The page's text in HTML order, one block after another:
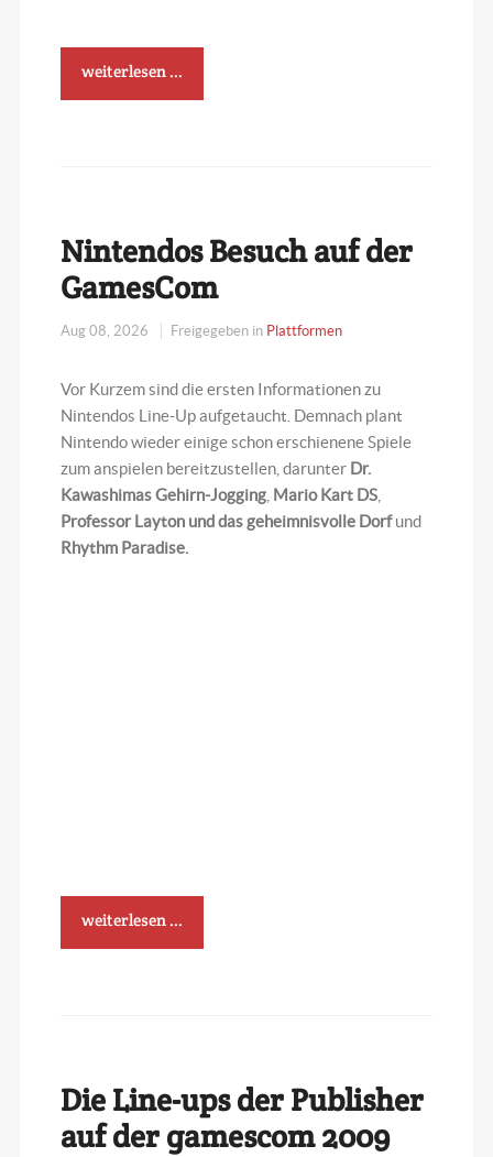
weiterlesen ...
Nintendos Besuch auf der
GamesCom
Aug 08, 2026 Freigegeben in Plattformen
Vor Kurzem sind die ersten Informationen zu
Nintendos Line-Up aufgetaucht. Demnach plant
Nintendo wieder einige schon erschienene Spiele
zum anspielen bereitzustellen, darunter Dr.
Kawashimas Gehirn-Jogging Mario Kart DS
Professor Layton und das geheimnisvolle Dorfund
Rhythm Paradise.
weiterlesen ...
Die Line-ups der Publisher
auf der gamescom 2009